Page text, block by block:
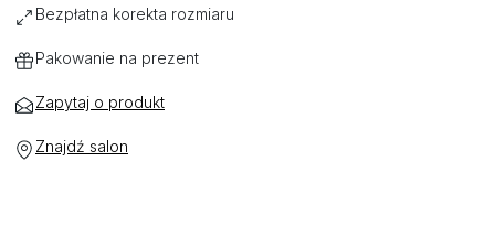
Bezpłatna korekta rozmiaru
Pakowanie na prezent
Zapytaj o produkt
Znajdź salon